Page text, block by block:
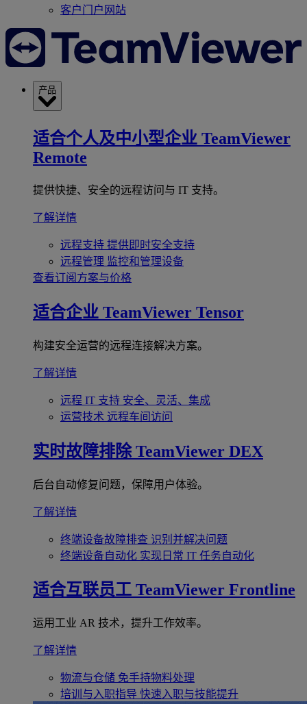
客户门户网站
产品
适合个人及中小型企业 TeamViewer
Remote
提供快捷、安全的远程访问与 IT 支持。
了解详情
远程支持 提供即时安全支持
远程管理 监控和管理设备
查看订阅方案与价格
适合企业 TeamViewer Tensor
构建安全运营的远程连接解决方案。
了解详情
远程 IT 支持 安全、灵活、集成
运营技术 远程车间访问
实时故障排除 TeamViewer DEX
后台自动修复问题，保障用户体验。
了解详情
终端设备故障排查 识别并解决问题
终端设备自动化 实现日常 IT 任务自动化
适合互联员工 TeamViewer Frontline
运用工业 AR 技术，提升工作效率。
了解详情
物流与仓储 免手持物料处理
培训与入职指导 快速入职与技能提升